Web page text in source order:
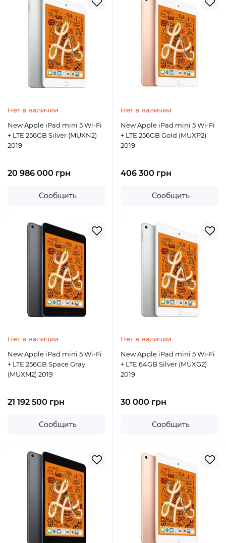
Нет в наличии
New Apple iPad mini 5 Wi-Fi
+ LTE 256GB Silver (MUXN2)
2019
20 986 000 грн
Сообщить
Нет в наличии
New Apple iPad mini 5 Wi-Fi
+ LTE 256GB Gold (MUXP2)
2019
406 300 грн
Сообщить
Нет в наличии
New Apple iPad mini 5 Wi-Fi
+ LTE 256GB Space Gray
(MUXM2) 2019
21 192 500 грн
Сообщить
Нет в наличии
New Apple iPad mini 5 Wi-Fi
+ LTE 64GB Silver (MUXG2)
2019
30 000 грн
Сообщить